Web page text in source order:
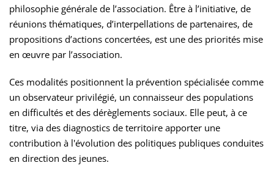
philosophie générale de l’association. Être à l’initiative, de
réunions thématiques, d’interpellations de partenaires, de
propositions d’actions concertées, est une des priorités mise
en œuvre par l’association.
Ces modalités positionnent la prévention spécialisée comme
un observateur privilégié, un connaisseur des populations
en difficultés et des dérèglements sociaux. Elle peut, à ce
titre, via des diagnostics de territoire apporter une
contribution à l'évolution des politiques publiques conduites
en direction des jeunes.